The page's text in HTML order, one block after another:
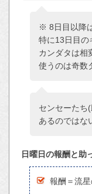
※ 8日目以降
特に13日目の
カンダタは相
使うのは奇数
センセーたち
あるのではな
日曜日の報酬と助
報酬＝流